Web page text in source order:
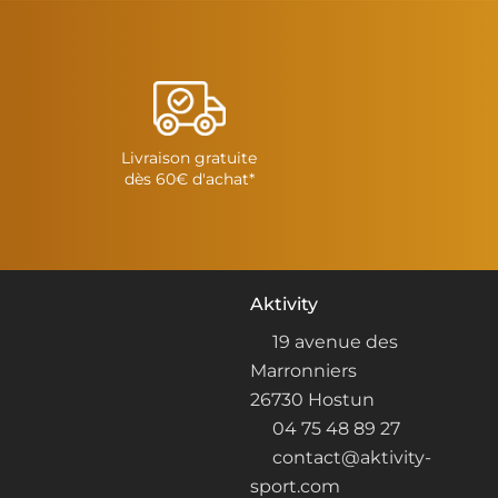
Livraison gratuite
dès 60€ d'achat*
Aktivity
19 avenue des
Marronniers
26730 Hostun
04 75 48 89 27
contact@aktivity-
sport.com